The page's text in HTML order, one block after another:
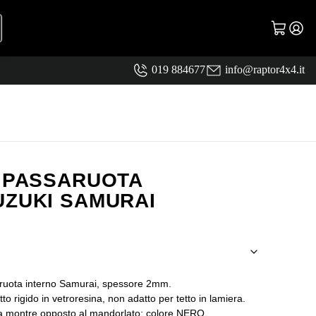
019 884677 info@raptor4x4.it
SAMURAI
interno Samurai, spessore 2mm.
rigido in vetroresina, non adatto per tetto in lamiera.
opposto al mandorlato; colore NERO.